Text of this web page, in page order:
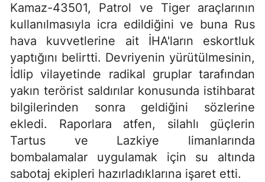
Kamaz-43501, Patrol ve Tiger araçlarının
kullanılmasıyla icra edildiğini ve buna Rus
hava kuvvetlerine ait İHA'ların eskortluk
yaptığını belirtti. Devriyenin yürütülmesinin,
İdlip vilayetinde radikal gruplar tarafından
yakın terörist saldırılar konusunda istihbarat
bilgilerinden sonra geldiğini sözlerine
ekledi. Raporlara atfen, silahlı güçlerin
Tartus ve Lazkiye limanlarında
bombalamalar uygulamak için su altında
sabotaj ekipleri hazırladıklarına işaret etti.